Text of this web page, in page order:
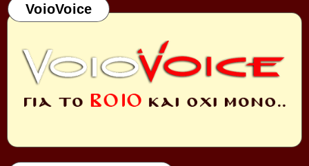
VoioVoice